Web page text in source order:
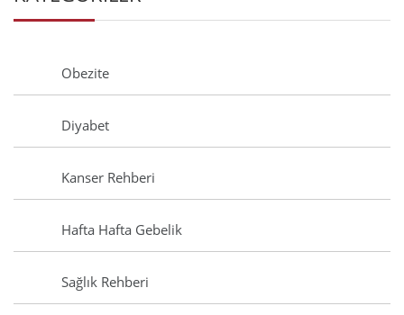
Obezite
Diyabet
Kanser Rehberi
Hafta Hafta Gebelik
Sağlık Rehberi